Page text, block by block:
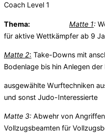
Coach Level 1
Thema: Matte 1:
für aktive Wettkämpfer ab 9
Matte 2: Take-Downs mit
Bodenlage bis hin Anlegen
ausgewählte Wurftechniken
und sonst Judo-Interessierte
Matte 3: Abwehr von
Vollzugsbeamten für